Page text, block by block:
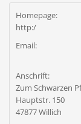
Homepage:
http:/
Email:
Anschrift:
Zum Schwarzen
Hauptstr. 150
47877 Willich